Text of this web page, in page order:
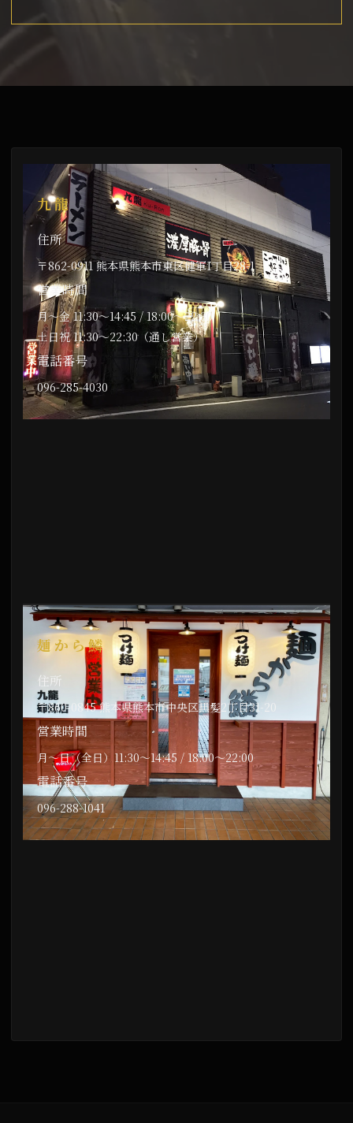
九龍
住所
〒862-0911 熊本県熊本市東区健軍1丁目28-1
営業時間
月〜金 11:30〜14:45 / 18:00〜22:30
土日祝 11:30〜22:30（通し営業）
電話番号
096-285-4030
麺から鱗
住所
〒860-0845 熊本県熊本市中央区黒髪2丁目31-20
営業時間
月〜日（全日）11:30〜14:45 / 18:00〜22:00
電話番号
096-288-1041